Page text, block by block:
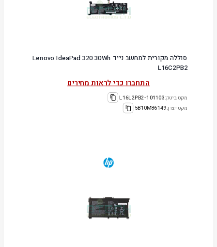
סוללה מקורית למחשב נייד Lenovo IdeaPad 320 30Wh
L16C2PB2
התחברו כדי לראות מחירים
מקט ביטק:101103-L16L2PB2
מקט יצרן:5B10M86149